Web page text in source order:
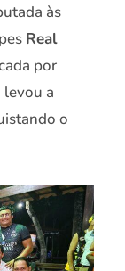
às
Real
por
levou a
o